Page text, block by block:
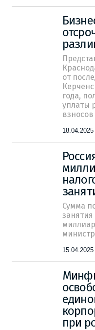
от
года,
уплаты
взносов
18.04.2025
Сумма
занятия
15.04.2025
при